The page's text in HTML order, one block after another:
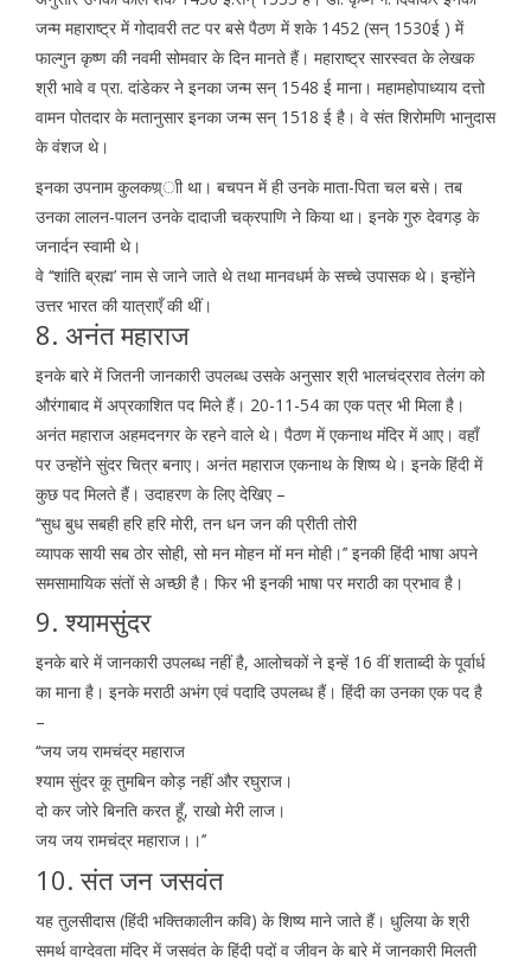
जन्म महाराष्ट्र में गोदावरी तट पर बसे पैठण में शके 1452 (सन् 1530ई ) में
फाल्गुन कृष्ण की नवमी सोमवार के दिन मानते हैं। महाराष्ट्र सारस्वत के लेखक
श्री भावे व प्रा. दांडेकर ने इनका जन्म सन् 1548 ई माना। महामहोपाध्याय दत्तो
वामन पोतदार के मतानुसार इनका जन्म सन् 1518 ई है। वे संत शिरोमणि भानुदास
के वंशज थे।
इनका उपनाम कुलकण्र्ाी था। बचपन में ही उनके माता-पिता चल बसे। तब
उनका लालन-पालन उनके दादाजी चक्रपाणि ने किया था। इनके गुरु देवगड़ के
जनार्दन स्वामी थे।
वे ‘‘शांति ब्रह्म’ नाम से जाने जाते थे तथा मानवधर्म के सच्चे उपासक थे। इन्होंने
उत्तर भारत की यात्राएँ की थीं।
8. अनंत महाराज
इनके बारे में जितनी जानकारी उपलब्ध उसके अनुसार श्री भालचंद्रराव तेलंग को
औरंगाबाद में अप्रकाशित पद मिले हैं। 20-11-54 का एक पत्र भी मिला है।
अनंत महाराज अहमदनगर के रहने वाले थे। पैठण में एकनाथ मंदिर में आए। वहाँ
पर उन्होंने सुंदर चित्र बनाए। अनंत महाराज एकनाथ के शिष्य थे। इनके हिंदी में
कुछ पद मिलते हैं। उदाहरण के लिए देखिए –
‘‘सुध बुध सबही हरि हरि मोरी, तन धन जन की प्रीती तोरी
व्यापक सायी सब ठोर सोही, सो मन मोहन मों मन मोही।’’ इनकी हिंदी भाषा अपने
समसामायिक संतों से अच्छी है। फिर भी इनकी भाषा पर मराठी का प्रभाव है।
9. श्यामसुंदर
इनके बारे में जानकारी उपलब्ध नहीं है, आलोचकों ने इन्हें 16 वीं शताब्दी के पूर्वार्ध
का माना है। इनके मराठी अभंग एवं पदादि उपलब्ध हैं। हिंदी का उनका एक पद है
–
‘‘जय जय रामचंद्र महाराज
श्याम सुंदर कू तुमबिन कोड़ नहीं और रघुराज।
दो कर जोरे बिनति करत हूँ, राखो मेरी लाज।
जय जय रामचंद्र महाराज।।’’
10. संत जन जसवंत
यह तुलसीदास (हिंदी भक्तिकालीन कवि) के शिष्य माने जाते हैं। धुलिया के श्री
समर्थ वाग्देवता मंदिर में जसवंत के हिंदी पदों व जीवन के बारे में जानकारी मिलती